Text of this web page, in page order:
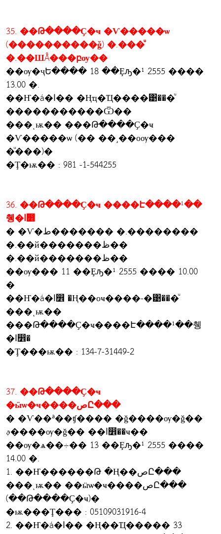
35. ��Թ����Ҫ�ҹ �Ѵ�����ѡ
(����������ǧ) �.���ͧ
�.��ШǺ���բѹ��
��ѹ�ҷԵ���� 18 ��Ȩԡ�¹ 2555 ����
13.00 �.
��Ҥ�á�ا�� �Ңҵ�Ҵ����͹���ͧ
�����������Ѿ��
���ͺѭ�� ���Թ����Ҫ�ҹ
�Ѵ�����ѡ (�� ��¸��оѹ���
�ͧ���)�
�Ţ�ѭ�� : 981 -1-544255
36. ��Թ����Ҫ�ҹ ����Է����¹��
췡�ا෾
� �Ѵ�ط������� �.��������
�.��й�������ظ��
�.��й�������ظ��
��ѹ��� 11 ��Ȩԡ�¹ 2555 ���� 10.00
�
��Ҥ�á�ا෾ �Ң��оҹ����-�͹���ͧ
���ͺѭ��
���Թ����Ҫ�ҹ����Է����¹��췡
�ا෾�
�Ţ���ѭ�� : 134-7-31449-2
37. ��Թ����Ҫ�ҹ
�ӹѡ�ҹ����صԸ���
� �Ѵ��ª��ʧ���� �ǧ����ѹ�ǧ��
ࢵ����ѹ�ǧ�� ��ا෾��ҹ��
��ѹ�ѧ��÷�� 13 ��Ȩԡ�¹ 2555 ����
14.00 �.
1. ��Ҥ������Թ �Ң��صԸ���
���ͺѭ�� ��ӹѡ�ҹ����صԸ���
(��Թ����Ҫ�ҹ)�
�ѭ���Ţ��� : 05109031916-4
2. ��Ҥ�á�ا�� �Ң��Ҵ����� 33